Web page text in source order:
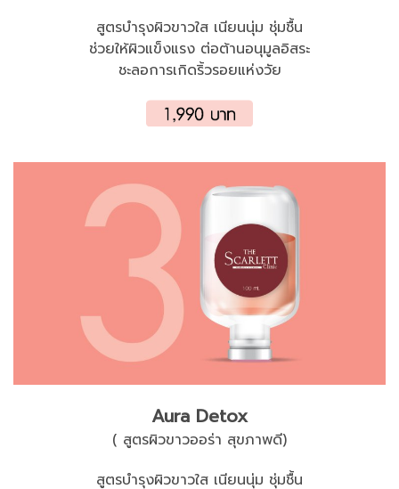
สูตรบำรุงผิวขาวใส เนียนนุ่ม ชุ่มชื้น
ช่วยให้ผิวแข็งแรง ต่อต้านอนุมูลอิสระ
ชะลอการเกิดริ้วรอยแห่งวัย
Aura Detox
( สูตรผิวขาวออร่า สุขภาพดี)
สูตรบำรุงผิวขาวใส เนียนนุ่ม ชุ่มชื้น